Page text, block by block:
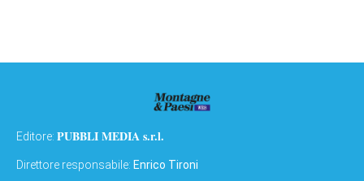
Editore: PUBBLI MEDIA s.r.l.
Direttore responsabile: Enrico Tironi